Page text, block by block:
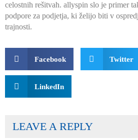
celostnih rešitvah. allyspin slo je primer
podpore za podjetja, ki želijo biti v
trajnosti.
Facebook Twitter
LinkedIn
LEAVE A REPLY